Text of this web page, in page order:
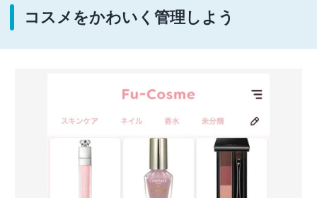
コスメをかわいく管理しよう